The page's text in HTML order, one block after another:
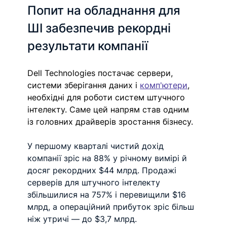
Попит на обладнання для
ШІ забезпечив рекордні
результати компанії
Dell Technologies постачає сервери,
системи зберігання даних і комп'ютери,
необхідні для роботи систем штучного
інтелекту. Саме цей напрям став одним
із головних драйверів зростання бізнесу.
У першому кварталі чистий дохід
компанії зріс на 88% у річному вимірі й
досяг рекордних $44 млрд. Продажі
серверів для штучного інтелекту
збільшилися на 757% і перевищили $16
млрд, а операційний прибуток зріс більш
ніж утричі — до $3,7 млрд.